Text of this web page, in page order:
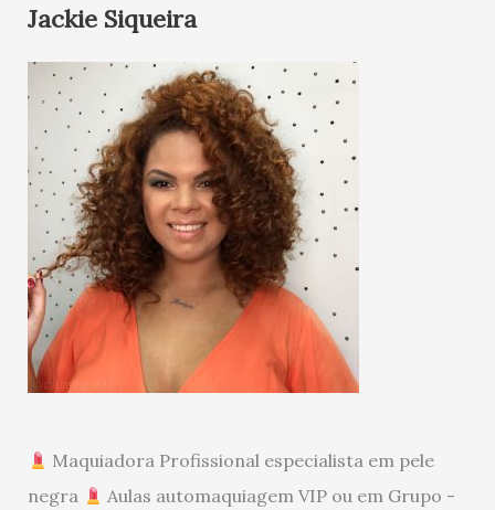
Jackie Siqueira
Maquiadora Profissional especialista em pele
negra
Aulas automaquiagem VIP ou em Grupo -